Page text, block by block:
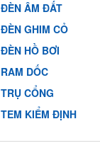
ĐÈN ÂM ĐẤT
ĐÈN GHIM CỎ
ĐÈN HỒ BƠI
RAM DỐC
TRỤ CỔNG
TEM KIỂM ĐỊNH